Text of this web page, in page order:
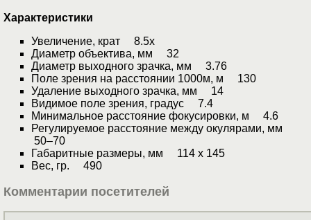
Характеристики
Увеличение, крат 8.5x
Диаметр объектива, мм 32
Диаметр выходного зрачка, мм 3.76
Поле зрения на расстоянии 1000м, м 130
Удаление выходного зрачка, мм 14
Видимое поле зрения, градус 7.4
Минимальное расстояние фокусировки, м 4.6
Регулируемое расстояние между окулярами, мм
50–70
Габаритные размеры, мм 114 x 145
Вес, гр. 490
Комментарии посетителей